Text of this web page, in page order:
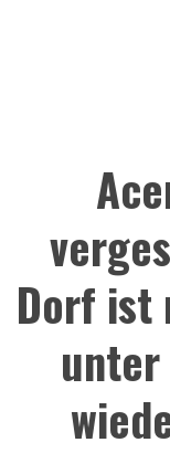
Dorf ist
unter